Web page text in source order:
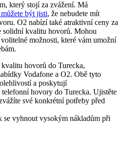
který stojí za zvážení. Má
být jisti, že nebudete mít
O2 nabízí také atraktivní ceny za
solidní kvalitu hovorů. Mohou
možnosti, které vám umožní
hovorů do Turecka,
Vodafone a O2. Obě tyto
a poskytují
hovory do Turecka. Ujistěte
své konkrétní potřeby před